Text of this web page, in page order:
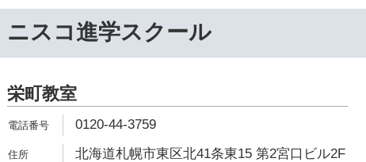
ニスコ進学スクール
栄町教室
0120-44-3759
北海道札幌市東区北41条東15 第2宮口ビル2F